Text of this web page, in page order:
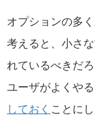
オプションの多
考えると、小さ
れているべきだ
ユーザがよくや
しておく ことに